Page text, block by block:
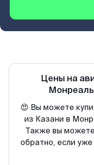
Цены на
Монреаль
😍 Вы можете
из Казани в
Также вы
обратно, если